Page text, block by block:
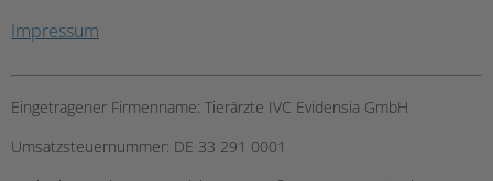
Impressum
Eingetragener Firmenname: Tierärzte IVC Evidensia GmbH
Umsatzsteuernummer: DE 33 291 0001